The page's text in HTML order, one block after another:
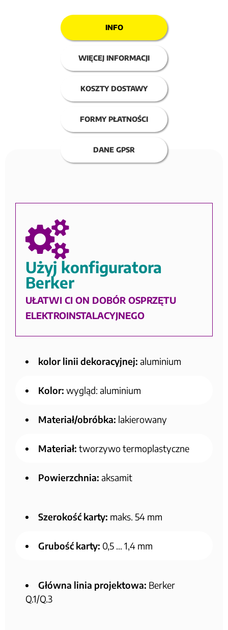
INFO
WIĘCEJ INFORMACJI
KOSZTY DOSTAWY
FORMY PŁATNOŚCI
DANE GPSR
Użyj konfiguratora
Berker
UŁATWI CI ON DOBÓR OSPRZĘTU
ELEKTROINSTALACYJNEGO
kolor linii dekoracyjnej: aluminium
Kolor: wygląd: aluminium
Materiał/obróbka: lakierowany
Materiał: tworzywo termoplastyczne
Powierzchnia: aksamit
Szerokość karty: maks. 54 mm
Grubość karty: 0,5 … 1,4 mm
Główna linia projektowa: Berker
Q.1/Q.3